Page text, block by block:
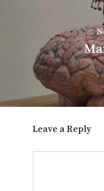
Leave a Reply